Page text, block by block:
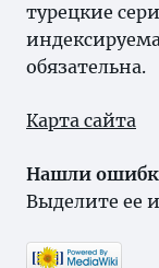
турецкие
обязательна.
Карта сайта
Нашли
Выделите ее